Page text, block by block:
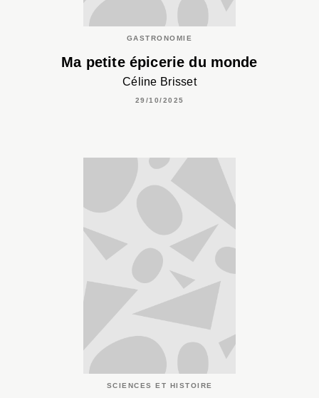
GASTRONOMIE
Ma petite épicerie du monde
Céline Brisset
29/10/2025
SCIENCES ET HISTOIRE